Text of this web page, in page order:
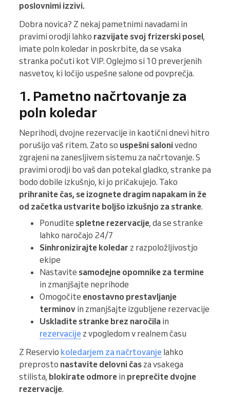
poslovnimi izzivi.
Dobra novica? Z nekaj pametnimi navadami in
pravimi orodji lahko razvijate svoj frizerski posel,
imate poln koledar in poskrbite, da se vsaka
stranka počuti kot VIP. Oglejmo si 10 preverjenih
nasvetov, ki ločijo uspešne salone od povprečja.
1. Pametno načrtovanje za
poln koledar
Neprihodi, dvojne rezervacije in kaotični dnevi hitro
porušijo vaš ritem. Zato so uspešni salonivedno
zgrajeni na zanesljivem sistemu za načrtovanje. S
pravimi orodji bo vaš dan potekal gladko, stranke pa
bodo dobile izkušnjo, ki jo pričakujejo. Tako
prihranite čas, se izognete dragim napakam in že
od začetka ustvarite boljšo izkušnjo za stranke.
Ponudite spletne rezervacije, da se stranke
lahko naročajo 24/7
Sinhronizirajte koledar z razpoložljivostjo
ekipe
Nastavite samodejne opomnike za termine
in zmanjšajte neprihode
Omogočite enostavno prestavljanje
terminov in zmanjšajte izgubljene rezervacije
Uskladite stranke brez naročila in
rezervacije z vpogledom v realnem času
Z Reservio koledarjem za načrtovanje lahko
preprosto nastavite delovni čas za vsakega
stilista, blokirate odmore in preprečite dvojne
rezervacije.